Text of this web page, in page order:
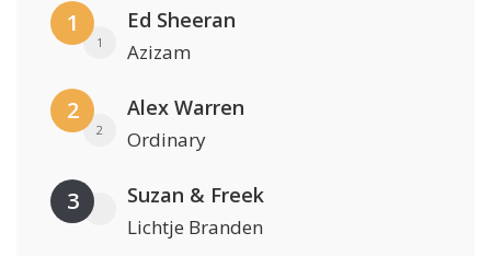
1
1
Ed Sheeran
Azizam
2
2
Alex Warren
Ordinary
3 Suzan & Freek
Lichtje Branden